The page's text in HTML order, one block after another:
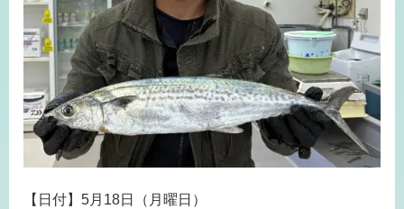
【日付】5月18日（月曜日）